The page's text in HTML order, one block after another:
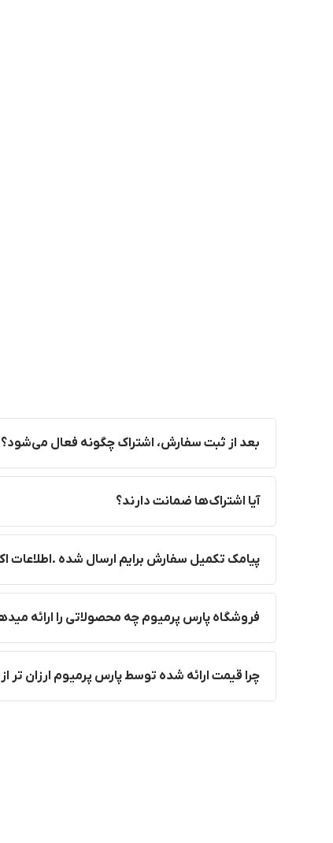
بعد از ثبت سفارش، اشتراک چگونه فعال می‌شود؟
آیا اشتراک‌ها ضمانت دارند؟
پیامک تکمیل سفارش برایم ارسال شده .اطلاعات
فروشگاه پارس پرمیوم چه محصولاتی را ارائه
چرا قیمت ارائه شده توسط پارس پرمیوم ارزان